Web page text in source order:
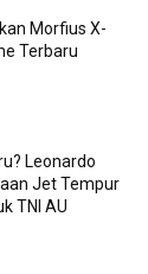
Morfius X-
Terbaru
Leonardo
Jet Tempur
TNI AU